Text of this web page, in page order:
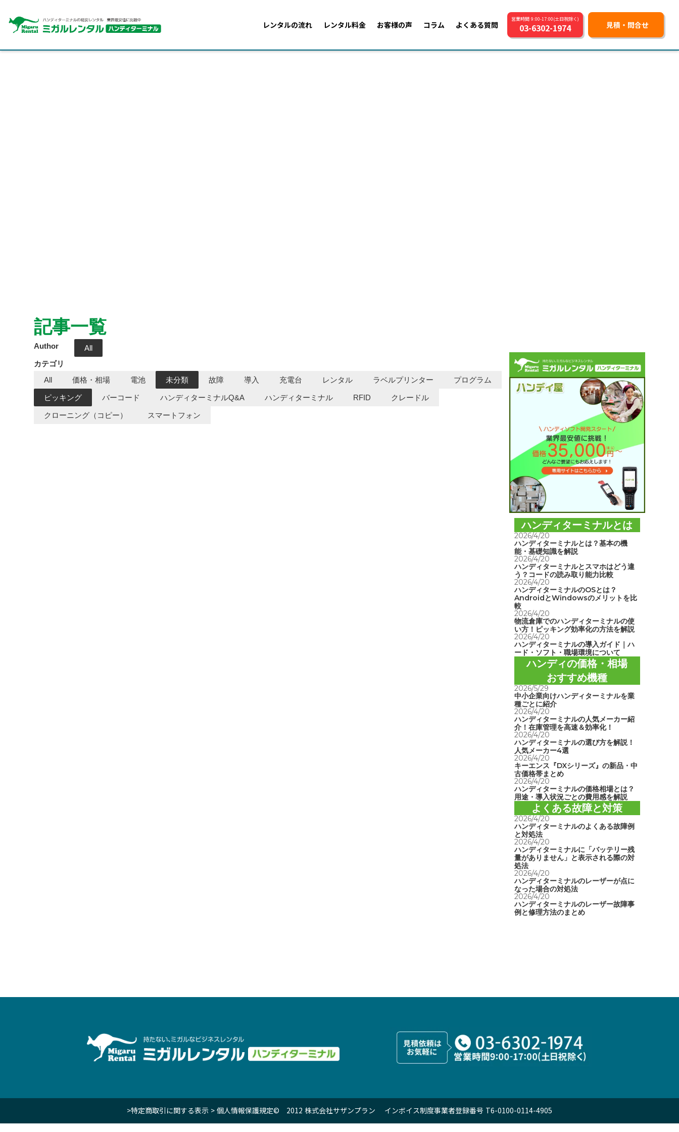
記事一覧
Author
All
カテゴリ
All
価格・相場 電池 未分類 故障 導入 充電台 レンタル ラベルプリンター プログラム
ピッキング バーコード ハンディターミナルQ&A ハンディターミナル RFID クレードル
クローニング（コピー） スマートフォン
ハンディターミナルとは
2026/4/20
ハンディターミナルとは？基本の機
能・基礎知識を解説
2026/4/20
ハンディターミナルとスマホはどう違
う？コードの読み取り能力比較
2026/4/20
ハンディターミナルのOSとは？
AndroidとWindowsのメリットを比
較
2026/4/20
物流倉庫でのハンディターミナルの使
い方！ピッキング効率化の方法を解説
2026/4/20
ハンディターミナルの導入ガイド｜ハ
ード・ソフト・職場環境について
ハンディの価格・相場
おすすめ機種
2026/5/29
中小企業向けハンディターミナルを業
種ごとに紹介
2026/4/20
ハンディターミナルの人気メーカー紹
介！在庫管理を高速＆効率化！
2026/4/20
ハンディターミナルの選び方を解説！
人気メーカー4選
2026/4/20
キーエンス『DXシリーズ』の新品・中
古価格帯まとめ
2026/4/20
ハンディターミナルの価格相場とは？
用途・導入状況ごとの費用感を解説
よくある故障と対策
2026/4/20
ハンディターミナルのよくある故障例
と対処法
2026/4/20
ハンディターミナルに「バッテリー残
量がありません」と表示される際の対
処法
2026/4/20
ハンディターミナルのレーザーが点に
なった場合の対処法
2026/4/20
ハンディターミナルのレーザー故障事
例と修理方法のまとめ
>特定商取引に関する表示 > 個人情報保護規定© 2012 株式会社サザンプラン インボイス制度事業者登録番号 T6-0100-0114-4905
レンタルの流れ レンタル料金 お客様の声 コラム よくある質問
営業時間 9:00-17:00(土日祝除く)
03-6302-1974 見積・問合せ